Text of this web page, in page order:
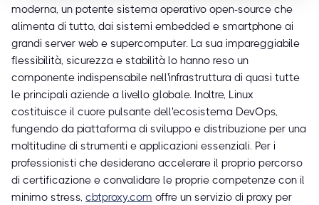
moderna, un potente sistema operativo open-source che
alimenta di tutto, dai sistemi embedded e smartphone ai
grandi server web e supercomputer. La sua impareggiabile
flessibilità, sicurezza e stabilità lo hanno reso un
componente indispensabile nell'infrastruttura di quasi tutte
le principali aziende a livello globale. Inoltre, Linux
costituisce il cuore pulsante dell'ecosistema DevOps,
fungendo da piattaforma di sviluppo e distribuzione per una
moltitudine di strumenti e applicazioni essenziali. Per i
professionisti che desiderano accelerare il proprio percorso
di certificazione e convalidare le proprie competenze con il
minimo stress, cbtproxy.com offre un servizio di proxy per